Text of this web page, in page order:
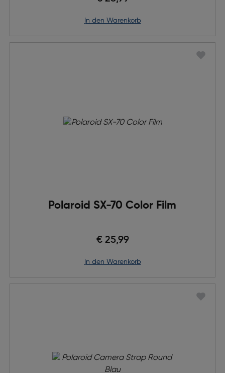
in den Warenkorb
Polaroid SX-70 Color Film
€ 25,99
in den Warenkorb